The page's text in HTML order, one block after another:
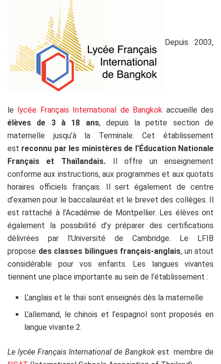
Depuis 2003,
le lycée Français International de Bangkok accueille des
élèves de 3 à 18 ans, depuis la petite section de
maternelle jusqu’à la Terminale. Cet établissement
est reconnu par les ministères de l’Éducation Nationale
Français et Thaïlandais. Il offre un enseignement
conforme aux instructions, aux programmes et aux quotats
horaires officiels français. Il sert également de centre
d’examen pour le baccalauréat et le brevet des collèges. Il
est rattaché à l’Académie de Montpellier. Les élèves ont
également la possibilité d’y préparer des certifications
délivrées par l’Université de Cambridge. Le LFIB
propose des classes bilingues français-anglais, un atout
considérable pour vos enfants. Les langues vivantes
tiennent une place importante au sein de l’établissement :
L’anglais et le thaï sont enseignés dès la maternelle
L’allemand, le chinois et l’espagnol sont proposés en
langue vivante 2.
Le lycée Français International de Bangkokest membre de